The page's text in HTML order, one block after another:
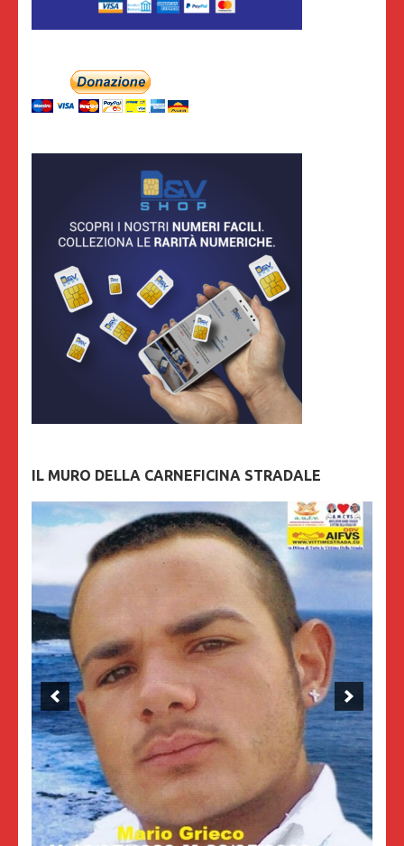
IL MURO DELLA CARNEFICINA STRADALE